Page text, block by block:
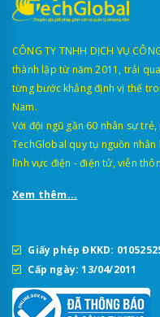
CÔNG TY TNHH DỊCH VỤ
thành lập từ năm 2011, trải
từng bước khẳng định vị thế
Nam.
Với đội ngũ gần 60 nhân sự
TechGlobal quy tụ nguồn
lĩnh vực điện - điện tử, viễn
Xem thêm...
Giấy phép ĐKKD:
Cấp ngày: 13/04/2011